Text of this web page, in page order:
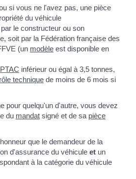
si vous ne l'avez pas, une pièce
du véhicule
le constructeur ou son
soit par la Fédération française des
(un modèleest disponible en
PTAC inférieur ou égal à 3,5 tonnes,
techniquede moins de 6 mois si
pour quelqu'un d'autre, vous devez
du mandatsigné et de sa pièce
que le demandeur de la
d'assurance du véhicule etun
à la catégorie du véhicule